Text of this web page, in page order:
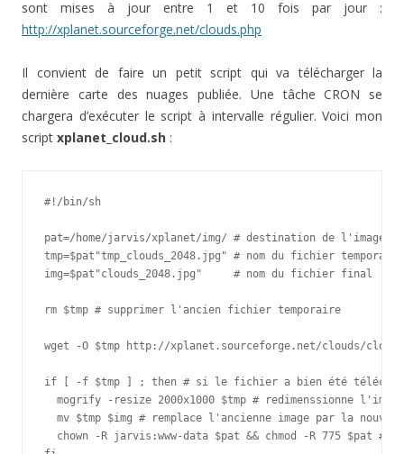
sont mises à jour entre 1 et 10 fois par jour :
http://xplanet.sourceforge.net/clouds.php
Il convient de faire un petit script qui va télécharger la
dernière carte des nuages publiée. Une tâche CRON se
chargera d’exécuter le script à intervalle régulier. Voici mon
script xplanet_cloud.sh :
#!/bin/sh
pat=/home/jarvis/xplanet/img/ # destination de l'image
tmp=$pat"tmp_clouds_2048.jpg" # nom du fichier temporaire
img=$pat"clouds_2048.jpg"     # nom du fichier final
rm $tmp # supprimer l'ancien fichier temporaire
wget -O $tmp http://xplanet.sourceforge.net/clouds/
if [ -f $tmp ] ; then # si le fichier a bien été
mogrify -resize 2000x1000 $tmp # redimenssionne
mv $tmp $img # remplace l'ancienne image par la
chown -R jarvis:www-data $pat && chmod -R 775 $pat #